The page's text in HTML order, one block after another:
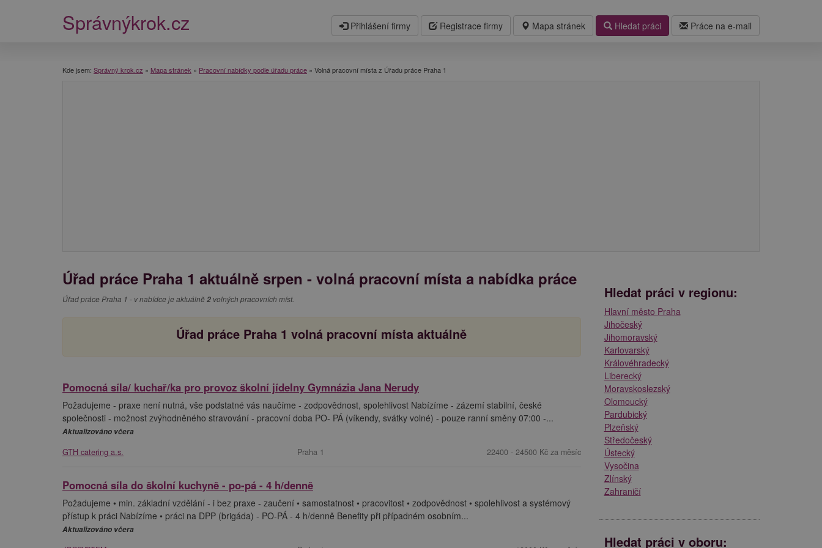
Mapa stránek Hledat práci Práce na e-mail
Správnýkrok.cz Přihlášení firmy Registrace firmy
Kde jsem: Správný krok.cz » Mapa stránek » Pracovní nabídky podle úřadu práce » Volná pracovní místa z Úřadu práce Praha 1
Úřad práce Praha 1 aktuálně srpen - volná pracovní místa a nabídka práce
Úřad práce Praha 1 - v nabídce je aktuálně 2 volných pracovních míst.
Úřad práce Praha 1 volná pracovní místa aktuálně
Pomocná síla/ kuchař/ka pro provoz školní jídelny Gymnázia Jana Nerudy
Požadujeme - praxe není nutná, vše podstatné vás naučíme - zodpovědnost, spolehlivost Nabízíme - zázemí stabilní, české
společnosti - možnost zvýhodněného stravování - pracovní doba PO- PÁ (víkendy, svátky volné) - pouze ranní směny 07:00 -...
Aktualizováno včera
GTH catering a.s. Praha 1 22400 - 24500 Kč za měsíc
Pomocná síla do školní kuchyně - po-pá - 4 h/denně
Požadujeme • min. základní vzdělání - i bez praxe - zaučení • samostatnost • pracovitost • zodpovědnost • spolehlivost a systémový
přístup k práci Nabízíme • práci na DPP (brigáda) - PO-PÁ - 4 h/denně Benefity při případném osobním...
Aktualizováno včera
Hledat práci v regionu:
Hlavní město Praha
Jihočeský
Jihomoravský
Karlovarský
Královéhradecký
Liberecký
Moravskoslezský
Olomoucký
Pardubický
Plzeňský
Středočeský
Ústecký
Vysočina
Zlínský
Zahraničí
Hledat práci v oboru: